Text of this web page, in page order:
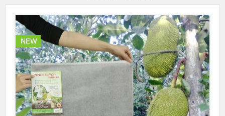
NEW